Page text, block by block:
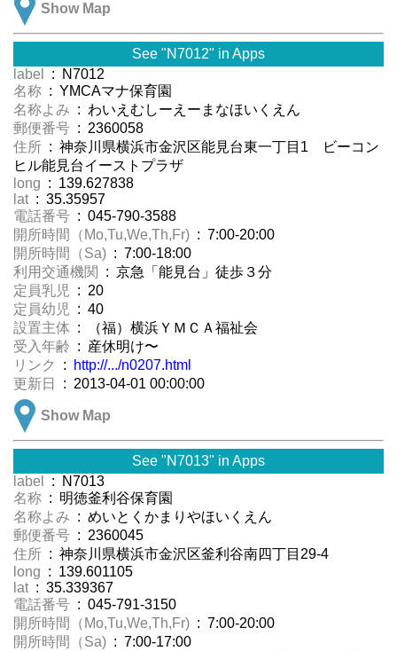
Show Map
See "N7012" in Apps
label
: N7012
名称 : YMCAマナ保育園
名称よみ : わいえむしーえーまなほいくえん
郵便番号 : 2360058
住所 : 神奈川県横浜市金沢区能見台東一丁目1 ビーコン
ヒル能見台イーストプラザ
long : 139.627838
lat : 35.35957
電話番号 : 045-790-3588
開所時間（Mo,Tu,We,Th,Fr) : 7:00-20:00
開所時間（Sa) : 7:00-18:00
利用交通機関
: 京急「能見台」徒歩３分
定員乳児
: 20
定員幼児
: 40
設置主体 : （福）横浜ＹＭＣＡ福祉会
受入年齢 : 産休明け〜
リンク
:
http://.../n0207.html
更新日
: 2013-04-01 00:00:00
Show Map
See "N7013" in Apps
label
: N7013
名称 : 明徳釜利谷保育園
名称よみ : めいとくかまりやほいくえん
郵便番号 : 2360045
住所 : 神奈川県横浜市金沢区釜利谷南四丁目29-4
long : 139.601105
lat : 35.339367
電話番号 : 045-791-3150
開所時間（Mo,Tu,We,Th,Fr) : 7:00-20:00
開所時間（Sa) : 7:00-17:00